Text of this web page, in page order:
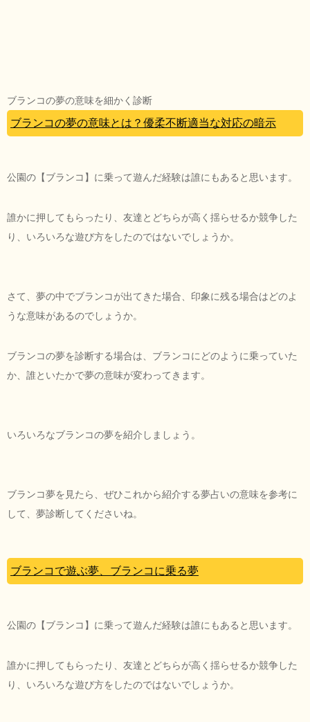
ブランコの夢の意味を細かく診断
ブランコの夢の意味とは？優柔不断適当な対応の暗示
公園の【ブランコ】に乗って遊んだ経験は誰にもあると思います。
誰かに押してもらったり、友達とどちらが高く揺らせるか競争した
り、いろいろな遊び方をしたのではないでしょうか。
さて、夢の中でブランコが出てきた場合、印象に残る場合はどのよ
うな意味があるのでしょうか。
ブランコの夢を診断する場合は、ブランコにどのように乗っていた
か、誰といたかで夢の意味が変わってきます。
いろいろなブランコの夢を紹介しましょう。
ブランコ夢を見たら、ぜひこれから紹介する夢占いの意味を参考に
して、夢診断してくださいね。
ブランコで遊ぶ夢、ブランコに乗る夢
公園の【ブランコ】に乗って遊んだ経験は誰にもあると思います。
誰かに押してもらったり、友達とどちらが高く揺らせるか競争した
り、いろいろな遊び方をしたのではないでしょうか。